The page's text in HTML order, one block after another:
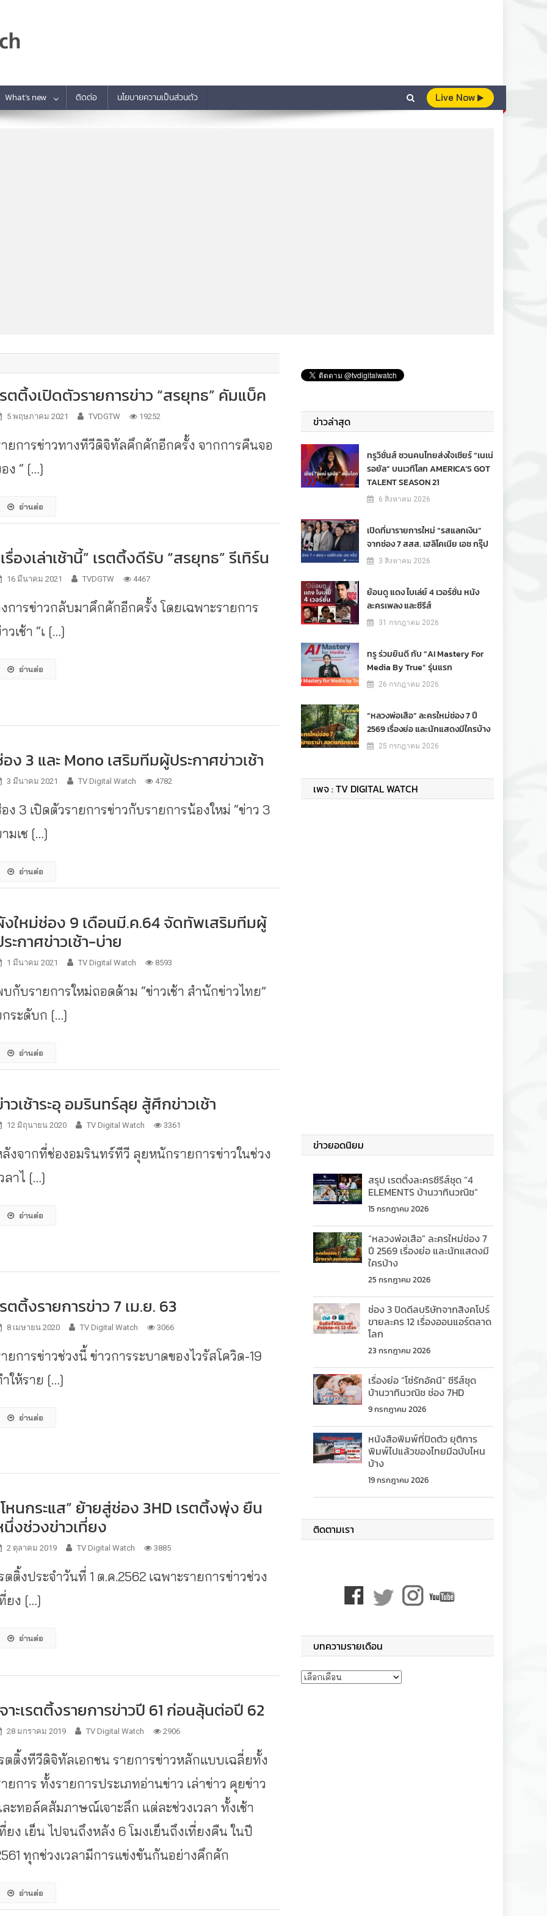
What’s new ติดต่อ นโยบายความเป็นส่วนตัว Live Now
ตติ้งเปิดตัวรายการข่าว “สรยุทธ” คัมแบ็ค
5 พฤษภาคม 2021 TVDGTW 19252
ยการข่าวทางทีวีดิจิทัลคึกคักอีกครั้ง จากการคืนจอ
ง “ […]
อ่านต่อ
รื่องเล่าเช้านี้” เรตติ้งดีรับ “สรยุทธ” รีเทิร์น
16 มีนาคม 2021 TVDGTW 4467
การข่าวกลับมาคึกคักอีกครั้ง โดยเฉพาะรายการ
วเช้า “เ […]
อ่านต่อ
ง 3 และ Mono เสริมทีมผู้ประกาศข่าวเช้า
3 มีนาคม 2021 TV Digital Watch 4782
ง 3 เปิดตัวรายการข่าวกับรายการน้องใหม่ “ข่าว 3
มเช […]
อ่านต่อ
ใหม่ช่อง 9 เดือนมี.ค.64 จัดทัพเสริมทีมผู้
ะกาศข่าวเช้า-บ่าย
1 มีนาคม 2021 TV Digital Watch 8593
กับรายการใหม่ถอดด้าม “ข่าวเช้า สำนักข่าวไทย”
ระดับก […]
อ่านต่อ
วเช้าระอุ อมรินทร์ลุย สู้ศึกข่าวเช้า
12 มิถุนายน 2020 TV Digital Watch 3361
งจากที่ช่องอมรินทร์ทีวี ลุยหนักรายการข่าวในช่วง
ลาไ […]
อ่านต่อ
ตติ้งรายการข่าว 7 เม.ย. 63
8 เมษายน 2020 TV Digital Watch 3066
ยการข่าวช่วงนี้ ข่าวการระบาดของไวรัสโควิด-19
ให้ราย […]
อ่านต่อ
หนกระแส” ย้ายสู่ช่อง 3HD เรตติ้งพุ่ง ยืน
งช่วงข่าวเที่ยง
2 ตุลาคม 2019 TV Digital Watch 3885
ตติ้งประจำวันที่ 1 ต.ค.2562 เฉพาะรายการข่าวช่วง
ยง […]
อ่านต่อ
าะเรตติ้งรายการข่าวปี 61 ก่อนลุ้นต่อปี 62
28 มกราคม 2019 TV Digital Watch 2906
ตติ้งทีวีดิจิทัลเอกชน รายการข่าวหลักแบบเฉลี่ยทั้ง
ยการ ทั้งรายการประเภทอ่านข่าว เล่าข่าว คุยข่าว
ะทอล์คสัมภาษณ์เจาะลึก แต่ละช่วงเวลา ทั้งเช้า
ยง เย็น ไปจนถึงหลัง 6 โมงเย็นถึงเที่ยงคืน ในปี
ทุกช่วงเวลามีการแข่งขันกันอย่างคึกคัก
อ่านต่อ
ข่าวล่าสุด
ทรูวิชั่นส์ ชวนคนไทยส่งใจเชียร์ “เนเน่
รอยัล” บนเวทีโลก AMERICA’S GOT
TALENT SEASON 21
6 สิงหาคม 2026
เปิดที่มารายการใหม่ “รสแลกเงิน”
จากช่อง 7 สสส. เฮลิโคเนีย เอช กรุ๊ป
3 สิงหาคม 2026
ย้อนดู แดง ไบเล่ย์ 4 เวอร์ชั่น หนัง
ละครเพลง และซีรีส์
31 กรกฎาคม 2026
ทรู ร่วมยินดี กับ “AI Mastery For
Media By True” รุ่นแรก
26 กรกฎาคม 2026
“หลวงพ่อเสือ” ละครใหม่ช่อง 7 ปี
2569 เรื่องย่อ และนักแสดงมีใครบ้าง
25 กรกฎาคม 2026
เพจ : TV DIGITAL WATCH
ข่าวยอดนิยม
สรุป เรตติ้งละครซีรีส์ชุด “4
ELEMENTS บ้านวาทินวณิช”
15 กรกฎาคม 2026
“หลวงพ่อเสือ” ละครใหม่ช่อง 7
ปี 2569 เรื่องย่อ และนักแสดงมี
ใครบ้าง
25 กรกฎาคม 2026
ช่อง 3 ปิดดีลบริษัทจากสิงคโปร์
ขายละคร 12 เรื่องออนแอร์ตลาด
โลก
23 กรกฎาคม 2026
เรื่องย่อ “โซ่รักอัคนี” ซีรีส์ชุด
บ้านวาทินวณิช ช่อง 7HD
9 กรกฎาคม 2026
หนังสือพิมพ์ที่ปิดตัว ยุติการ
พิมพ์ไปแล้วของไทยมีฉบับไหน
บ้าง
19 กรกฎาคม 2026
ติดตามเรา
บทความรายเดือน
บทความรายเดือน